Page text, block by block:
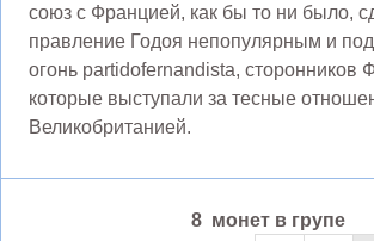
союз с Францией, как бы то ни было,
правление Годоя непопулярным и
огонь partidofernandista, сторонников
которые выступали за тесные
Великобританией.
8 монет в групе